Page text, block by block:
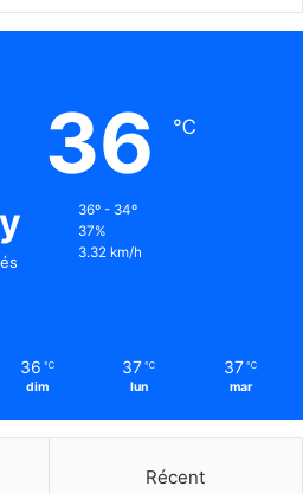
36 ℃
36º - 34º
37%
3.32 km/h
36 ℃
dim
37 ℃
lun
37 ℃
mar
Récent